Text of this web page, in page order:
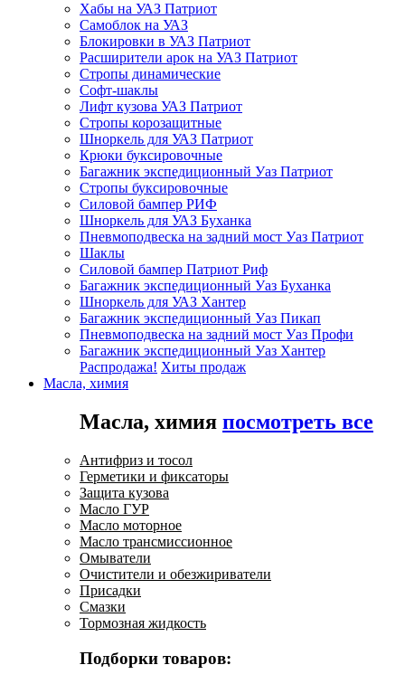
Хабы на УАЗ Патриот
Самоблок на УАЗ
Блокировки в УАЗ Патриот
Расширители арок на УАЗ Патриот
Стропы динамические
Софт-шаклы
Лифт кузова УАЗ Патриот
Стропы корозащитные
Шноркель для УАЗ Патриот
Крюки буксировочные
Багажник экспедиционный Уаз Патриот
Стропы буксировочные
Силовой бампер РИФ
Шноркель для УАЗ Буханка
Пневмоподвеска на задний мост Уаз Патриот
Шаклы
Силовой бампер Патриот Риф
Багажник экспедиционный Уаз Буханка
Шноркель для УАЗ Хантер
Багажник экспедиционный Уаз Пикап
Пневмоподвеска на задний мост Уаз Профи
Багажник экспедиционный Уаз Хантер
Распродажа! Хиты продаж
Масла, химия
Масла, химия посмотреть все
Антифриз и тосол
Герметики и фиксаторы
Защита кузова
Масло ГУР
Масло моторное
Масло трансмиссионное
Омыватели
Очистители и обезжириватели
Присадки
Смазки
Тормозная жидкость
Подборки товаров: